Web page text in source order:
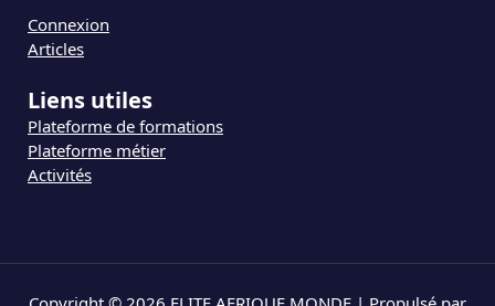
Connexion
Articles
Liens utiles
Plateforme de formations
Plateforme métier
Activités